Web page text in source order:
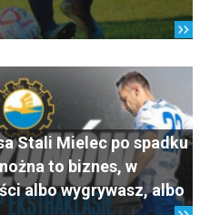
Stali Mielec po spadku
to biznes, w
albo wygrywasz, albo